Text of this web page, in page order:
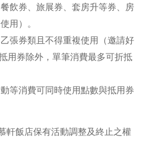
飲券、旅展券、套房升等券、房
用）。
張券類且不得重複使用（邀請好
用券除外，單筆消費最多可折抵
等消費可同時使用點數與抵用券
軒飯店保有活動調整及終止之權